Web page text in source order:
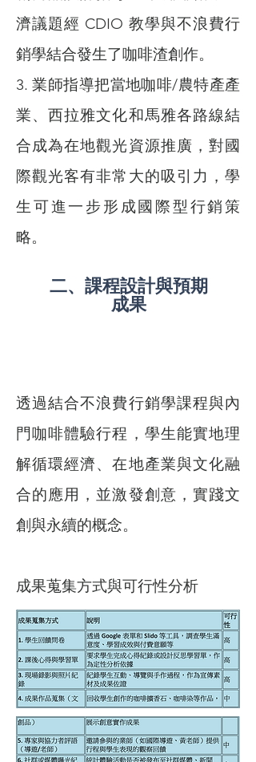
濟議題經 CDIO 教學與不浪費行
銷學結合發生了咖啡渣創作。
3. 業師指導把當地咖啡/農特產產
業、西拉雅文化和馬雅各路線結
合成為在地觀光資源推廣，對國
際觀光客有非常大的吸引力，學
生可進一步形成國際型行銷策
略。
二、課程設計與預期
成果
透過結合不浪費行銷學課程與內
門咖啡體驗行程，學生能實地理
解循環經濟、在地產業與文化融
合的應用，並激發創意，實踐文
創與永續的概念。
成果蒐集方式與可行性分析